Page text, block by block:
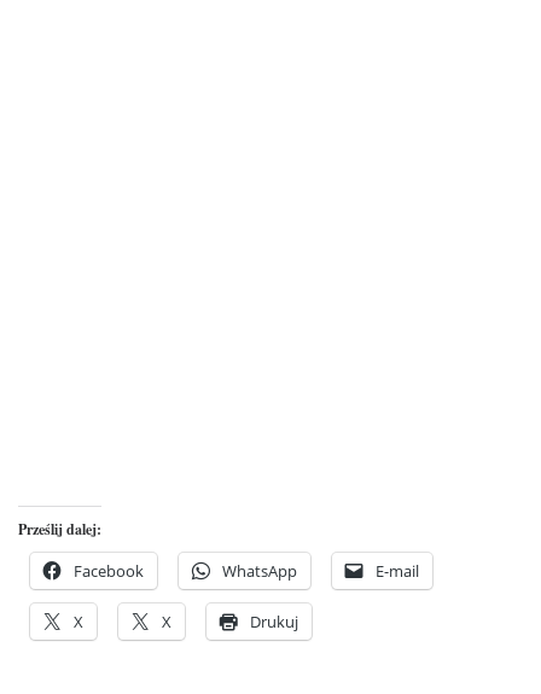
Prześlij dalej:
Facebook WhatsApp E-mail
X X Drukuj